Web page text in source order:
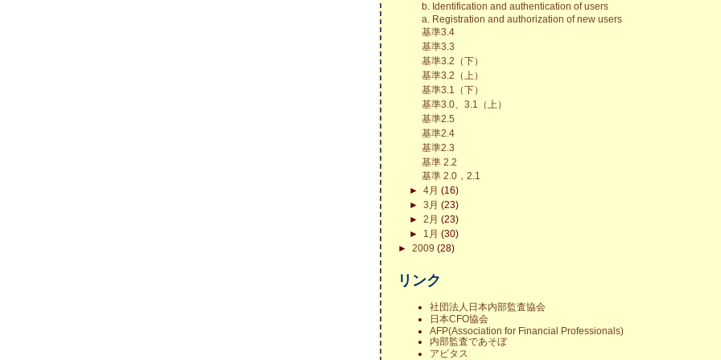
b. Identification and authentication of users
a. Registration and authorization of new users
基準3.4
基準3.3
基準3.2（下）
基準3.2（上）
基準3.1（下）
基準3.0、3.1（上）
基準2.5
基準2.4
基準2.3
基準 2.2
基準 2.0，2.1
►4月(16)
►3月(23)
►2月(23)
► 1月(30)
►2009(28)
リンク
社団法人日本内部監査協会
日本CFO協会
AFP(Association for Financial Professionals)
内部監査であそぼ
アビタス